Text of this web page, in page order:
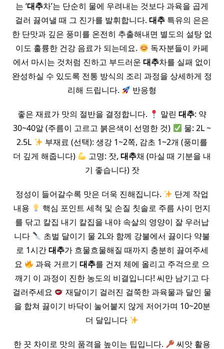
는 ‘대추차’는 단순히 물에 우려내는 것보다 과육을 곱게
걸러 끓여낼 때 그 진가를 발휘합니다. 대추 특유의 은은
한 단맛과 깊은 풍미를 온전히 추출해내면 별도의 설탕 없
이도 훌륭한 건강 음료가 되는데요.
독자분들이 카페
에서 마시는 것처럼 진하고 부드러운 대추차를 실패 없이
완성하실 수 있도록 전통 방식의 조리 과정을 상세하게 정
리해 드립니다.
반응형
좋은 재료가 맛의 절반을 결정합니다. 말린대추: 약
30~40알 (주름이 고르고 붉은색이 선명한 것)
물: 2L ~
2.5L
부재료 (선택): 생강 1~2쪽, 감초 1~2개 (풍미를
더 깊게 해줍니다)
고명: 잣,대추채 (마실 때 기분을 내
기 좋습니다) 잣
정성이 들어갈수록 맛은 더욱 진해집니다.
단계 작업
내용
핵심 포인트 세척 및 손질 칫솔로 주름 사이 먼지
를 닦고 칼집 내기 칼집을 내야 속살의 영양이 잘 우러납
니다
초벌 달이기 물 2L와 함께 강불에서 끓이다 약불
로 1시간대추가 흐물흐물해질 때까지 충분히 끓여주세
요
과육 거르기대추를 건져 체에 올리고 주걱으로 으
깨기 이 과정이 진한 농도의 비결입니다! 씨만 남기고 다
걸러주세요
재달이기 걸러진 걸쭉한 과육물과 달인 물
을 합쳐 끓이기 바닥이 눌어붙지 않게 저어가며 10~20분
더 달입니다
한 끗 차이로 맛의 품격을 높이는 팁입니다. 씨앗 활용